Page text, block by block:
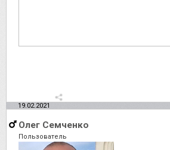
19.02.2021
Олег Семченко
Пользователь